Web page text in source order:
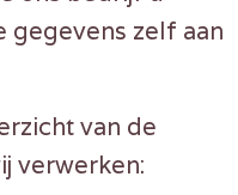
gegevens zelf aan
van de
verwerken: